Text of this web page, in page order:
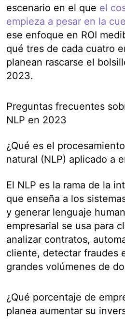
escenario en el que el
empieza a pesar en la
ese enfoque en ROI
qué tres de cada cuatro
planean rascarse el
2023.
Preguntas frecuentes
NLP en 2023
¿Qué es el
natural (NLP) aplicado a
El NLP es la rama de la
que enseña a los
y generar lenguaje
empresarial se usa para
analizar contratos,
cliente, detectar fraudes
grandes volúmenes de
¿Qué porcentaje de
planea aumentar su